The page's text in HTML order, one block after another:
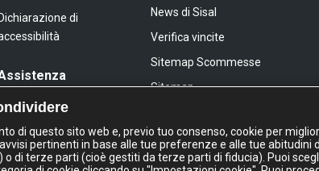
di
News di Sisal
Verifica vincite
Sitemap Scommesse
Sitemap
IL GIOCO È VIETATO AI MINORI
di questo sito web e, previo tuo consenso, cookie per
pertinenti in base alle tue preferenze e alle tue abitudini
di terze parti (cioè gestiti da terze parti di fiducia). Puoi